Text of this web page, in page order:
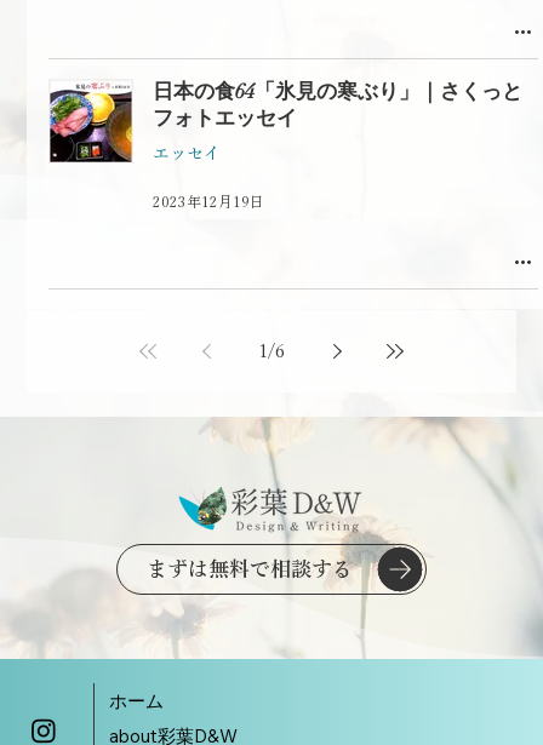
日本の食64「氷見の寒ぶり」｜さくっと
フォトエッセイ
エッセイ
2023年12月19日
1 /6
まずは無料で相談する
ホーム
about彩葉D&W